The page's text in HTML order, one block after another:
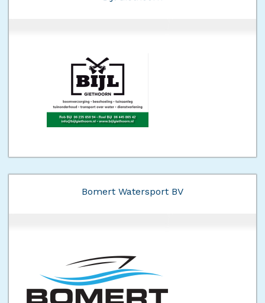
Bomert Watersport BV